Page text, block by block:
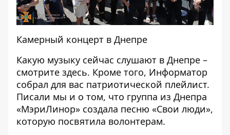
Камерный концерт в Днепре
Какую музыку сейчас слушают в Днепре –
смотрите здесь. Кроме того, Информатор
собрал для вас патриотической плейлист.
Писали мы и о том, что группа из Днепра
«МэриЛинор» создала песню «Свои люди»,
которую посвятила волонтерам.